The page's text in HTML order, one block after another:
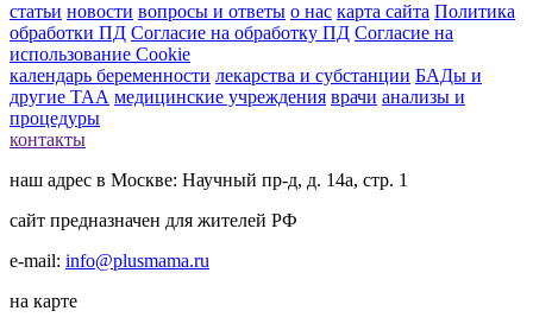
статьи новости вопросы и ответы о нас карта сайта Политика
обработки ПД Согласие на обработку ПД Согласие на
использование Cookie
календарь беременности лекарства и субстанции БАДы и
другие ТАА медицинские учреждения врачи анализы и
процедуры
контакты
наш адрес в Москве: Научный пр-д, д. 14а, стр. 1
сайт предназначен для жителей РФ
e-mail: info@plusmama.ru
на карте